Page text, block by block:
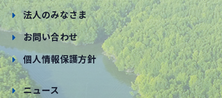
法人のみなさま
お問い合わせ
個人情報保護方針
ニュース